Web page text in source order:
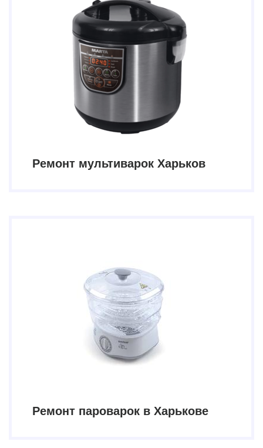
Ремонт мультиварок Харьков
Ремонт пароварок в Харькове